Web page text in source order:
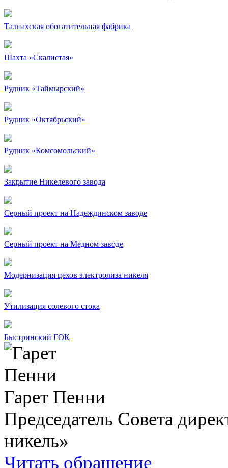
Талнахская обогатительная фабрика
Шахта «Скалистая»
Рудник «Таймырский»
Рудник «Октябрьский»
Рудник «Комсомольский»
Закрытие Никелевого завода
Серный проект на Надеждинском заводе
Серный проект на Медном заводе
Модернизация цехов электролиза никеля
Утилизация солевого стока
Быстринский ГОК
Гарет Пенни
Председатель Совета
никель»
Читать обращение